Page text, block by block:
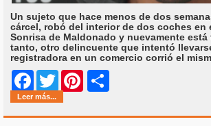
Un sujeto que hace menos de dos
cárcel, robó del interior de dos coches en
Sonrisa de Maldonado y nuevamente está
tanto, otro delincuente que intentó
registradora en un comercio corrió el
Facebook
Twitter Pinterest
Leer más...